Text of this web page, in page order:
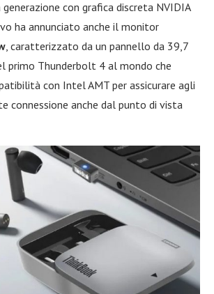
generazione con grafica discreta NVIDIA
ha annunciato anche il monitor
, caratterizzato da un pannello da 39,7
primo Thunderbolt 4 al mondo che
con Intel AMT per assicurare agli
connessione anche dal punto di vista